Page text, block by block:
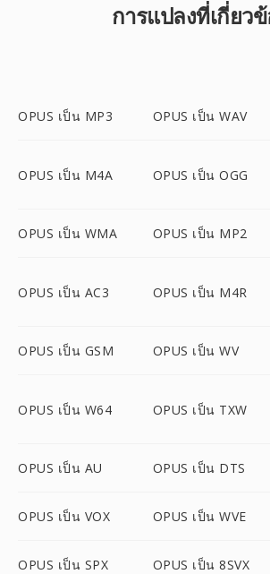
การแปลงที่เกี่ยว
OPUS เป็น MP3 OPUS เป็น WAV
OPUS เป็น M4A OPUS เป็น OGG
OPUS เป็น WMA OPUS เป็น MP2
OPUS เป็น AC3 OPUS เป็น M4R
OPUS เป็น GSM OPUS เป็น WV
OPUS เป็น W64 OPUS เป็น TXW
OPUS เป็น AU OPUS เป็น DTS
OPUS เป็น VOX OPUS เป็น WVE
OPUS เป็น SPX OPUS เป็น 8SVX